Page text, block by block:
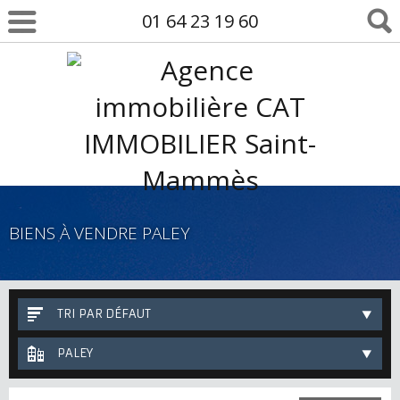
01 64 23 19 60
BIENS À VENDRE PALEY
TRI PAR DÉFAUT
PALEY